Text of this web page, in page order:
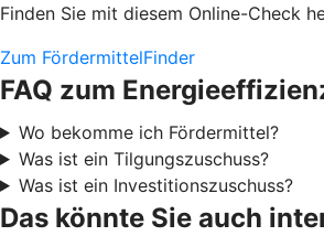
Finden Sie mit diesem Online-Check
Zum FördermittelFinder
FAQ zum
Wo bekomme ich Fördermittel?
Was ist ein Tilgungszuschuss?
Was ist ein Investitionszuschuss?
Das könnte Sie auch